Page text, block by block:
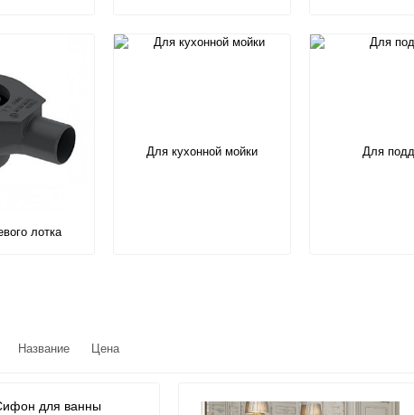
лотка
Для кухонной мойки Для
Название Цена